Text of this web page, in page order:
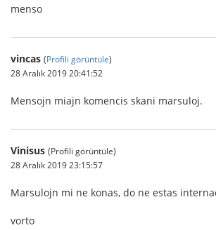
menso
vincas (Profili görüntüle)
28 Aralık 2019 20:41:52
Mensojn miajn komencis skani marsuloj.
Vinisus (Profili görüntüle)
28 Aralık 2019 23:15:57
Marsulojn mi ne konas, do ne estas
vorto